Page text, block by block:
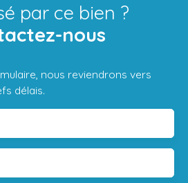
par ce bien ?
nous
nous reviendrons vers
délais.